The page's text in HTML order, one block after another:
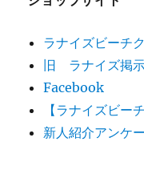
ラナイズビーチ
旧 ラナイズ掲
Facebook
【ラナイズビー
新人紹介アンケ